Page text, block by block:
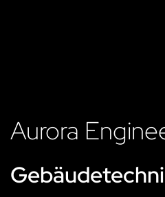
Aurora